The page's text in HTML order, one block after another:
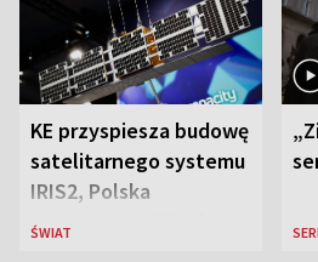
KE przyspiesza budowę
satelitarnego systemu
IRIS2, Polska
przeznaczy 656 mln
ŚWIAT